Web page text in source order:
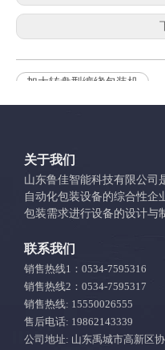
加大转盘型缠绕包装机
内容为空！
关于我们
山东鲁佳智能科技有限公司
自动化包装设备的综合性企
包装需求进行设备的设计与
联系我们
销售热线1：0534-7595316
销售热线2：0534-7595317
销售热线: 15550026555
售后电话: 19862143339
公司地址: 山东禹城市高新区